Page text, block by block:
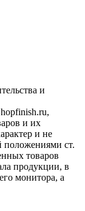
и
и их
и не
положениями ст.
товаров
продукции, в
монитора, а